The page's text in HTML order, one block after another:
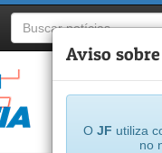
Aviso
O JF utiliza
no